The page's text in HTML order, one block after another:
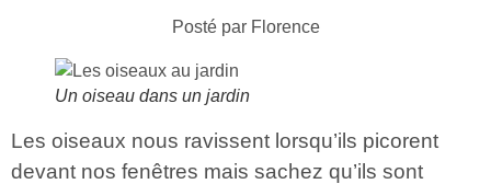
Posté par Florence
Un oiseau dans un jardin
Les oiseaux nous ravissent lorsqu’ils picorent
devant nos fenêtres mais sachez qu’ils sont